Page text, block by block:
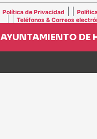
Política de Privacidad
Teléfonos & Correos
AYUNTAMIENTO DE